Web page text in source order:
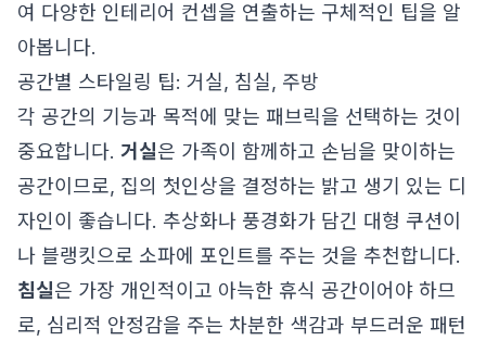
여 다양한 인테리어 컨셉을 연출하는 구체적인 팁을 알
아봅니다.
공간별 스타일링 팁: 거실, 침실, 주방
각 공간의 기능과 목적에 맞는 패브릭을 선택하는 것이
중요합니다. 거실은 가족이 함께하고 손님을 맞이하는
공간이므로, 집의 첫인상을 결정하는 밝고 생기 있는 디
자인이 좋습니다. 추상화나 풍경화가 담긴 대형 쿠션이
나 블랭킷으로 소파에 포인트를 주는 것을 추천합니다.
침실은 가장 개인적이고 아늑한 휴식 공간이어야 하므
로, 심리적 안정감을 주는 차분한 색감과 부드러운 패턴